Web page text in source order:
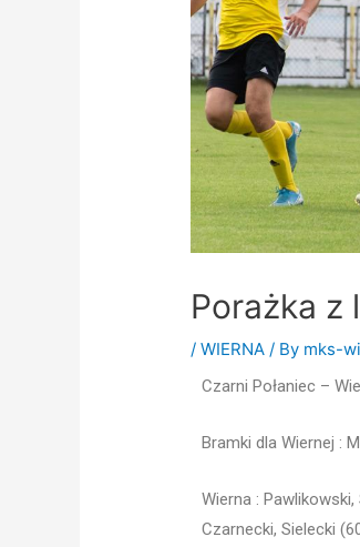
Porażka z
/WIERNA / By mks-
Czarni Połaniec –
Bramki dla Wiernej :
Wierna : Pawlikowski,
Czarnecki, Sielecki